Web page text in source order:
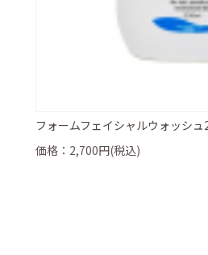
フォームフェイシャルウォッシ
価格：2,700円(税込)